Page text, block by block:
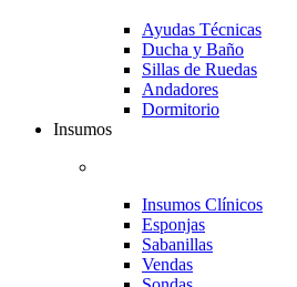
Ayudas Técnicas
Ducha y Baño
Sillas de Ruedas
Andadores
Dormitorio
Insumos
Insumos Clínicos
Esponjas
Sabanillas
Vendas